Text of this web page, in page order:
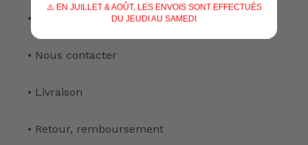
• Notre atelier
• Nous contacter
• Livraison
• Retour, remboursement
⚠️ EN JUILLET & AOÛT, LES ENVOIS SONT EFFECTUÉS
DU JEUDI AU SAMEDI